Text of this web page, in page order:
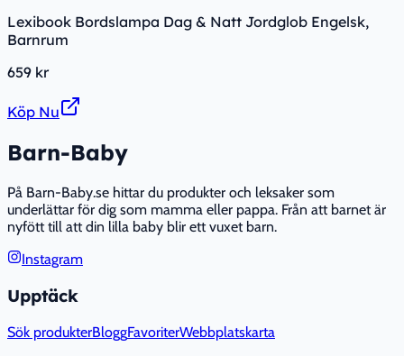
Lexibook Bordslampa Dag & Natt Jordglob Engelsk,
Barnrum
659 kr
Köp Nu
Barn-Baby
På Barn-Baby.se hittar du produkter och leksaker som
underlättar för dig som mamma eller pappa. Från att barnet är
nyfött till att din lilla baby blir ett vuxet barn.
Instagram
Upptäck
Sök produkterBloggFavoriterWebbplatskarta